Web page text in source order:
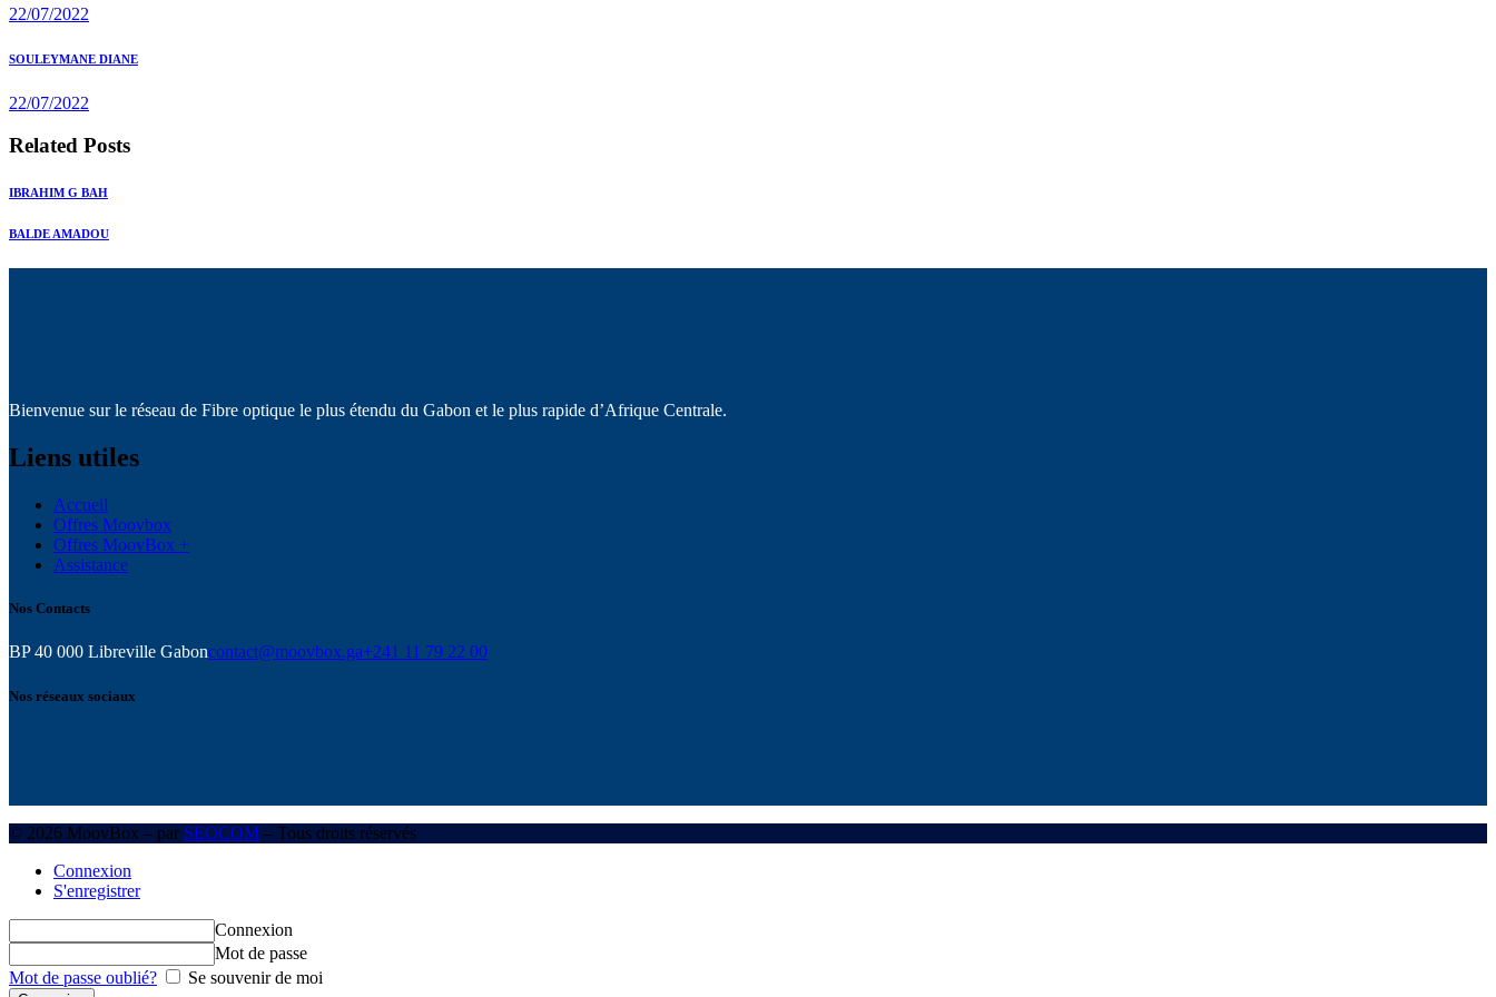
de
22/07/2022
Next
SOULEYMANE DIANE
22/07/2022
Related Posts
IBRAHIM G BAH
BALDE AMADOU
Bienvenue sur le réseau de Fibre optique le plus étendu du Gabon et le plus rapide d’Afrique Centrale.
Liens utiles
Accueil
Offres Moovbox
Offres MoovBox +
Assistance
Nos Contacts
BP 40 000 Libreville Gaboncontact@moovbox.ga+241 11 79 22 00
Nos réseaux sociaux
© 2026 MoovBox – par SEOCOM – Tous droits réservés
Connexion
S'enregistrer
Connexion
Mot de passe
Mot de passe oublié?
Se souvenir de moi